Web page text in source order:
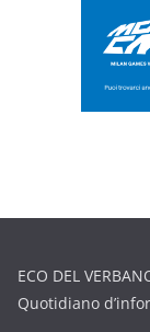
ECO DEL
Quotidiano